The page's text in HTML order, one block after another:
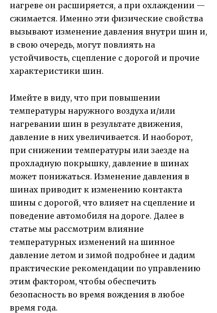
нагреве он расширяется, а при охлаждении —
сжимается. Именно эти физические свойства
вызывают изменение давления внутри шин и,
в свою очередь, могут повлиять на
устойчивость, сцепление с дорогой и прочие
характеристики шин.
Имейте в виду, что при повышении
температуры наружного воздуха и/или
нагревании шин в результате движения,
давление в них увеличивается. И наоборот,
при снижении температуры или заезде на
прохладную покрышку, давление в шинах
может понижаться. Изменение давления в
шинах приводит к изменению контакта
шины с дорогой, что влияет на сцепление и
поведение автомобиля на дороге. Далее в
статье мы рассмотрим влияние
температурных изменений на шинное
давление летом и зимой подробнее и дадим
практические рекомендации по управлению
этим фактором, чтобы обеспечить
безопасность во время вождения в любое
время года.